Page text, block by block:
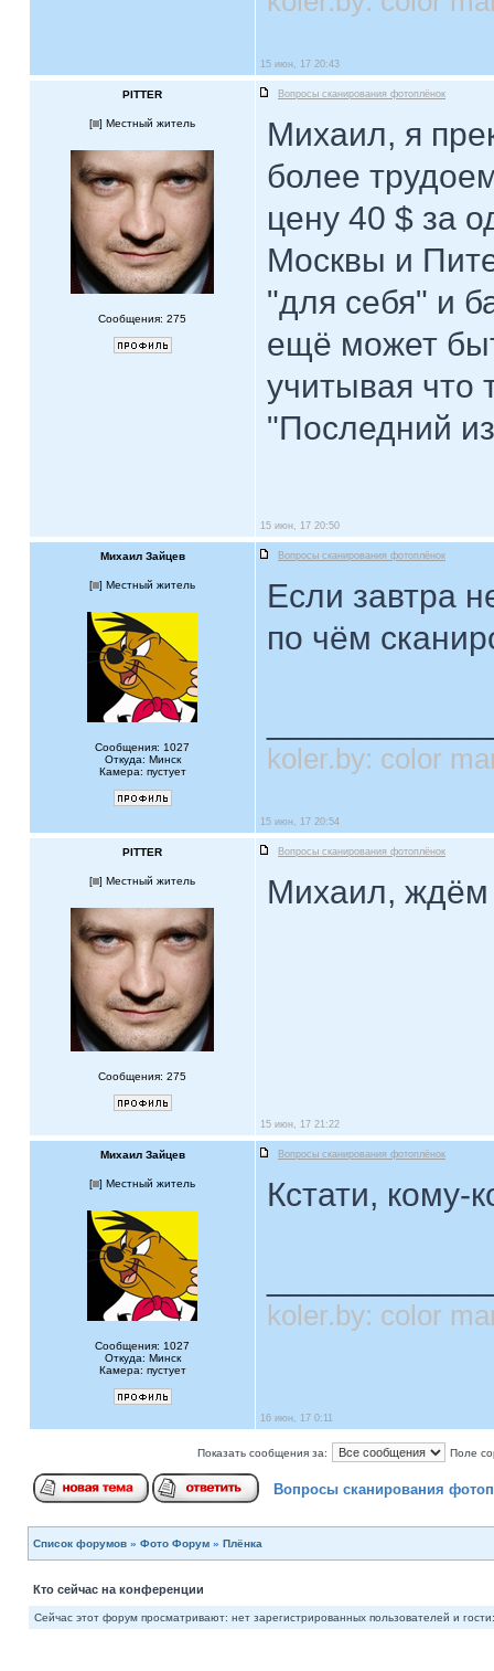
15 июн, 17 20:43
PITTER Вопросы сканирования фотоплёнок
[ ] Местный житель
Сообщения: 275
Михаил, я
более
цену 40 $ за
Москвы и
"для себя" и
ещё может
учитывая что
"Последний
15 июн, 17 20:50
Михаил Зайцев Вопросы сканирования фотоплёнок
[ ] Местный житель
Сообщения: 1027
Откуда: Минск
Камера: пустует
Если завтра
по чём
koler.by: color
15 июн, 17 20:54
PITTER Вопросы сканирования фотоплёнок
[ ] Местный житель
Сообщения: 275
Михаил, ждём
15 июн, 17 21:22
Михаил Зайцев Вопросы сканирования фотоплёнок
[ ] Местный житель
Сообщения: 1027
Откуда: Минск
Камера: пустует
Кстати,
koler.by: color
16 июн, 17 0:11
Показать сообщения за: Поле
Вопросы сканирования
Список форумов » Фото Форум » Плёнка
Кто сейчас на конференции
Сейчас этот форум просматривают: нет зарегистрированных пользователей и